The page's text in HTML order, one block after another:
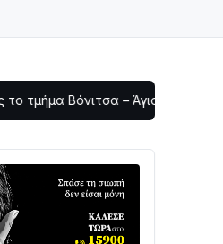
– Άγιος Νικόλαος |